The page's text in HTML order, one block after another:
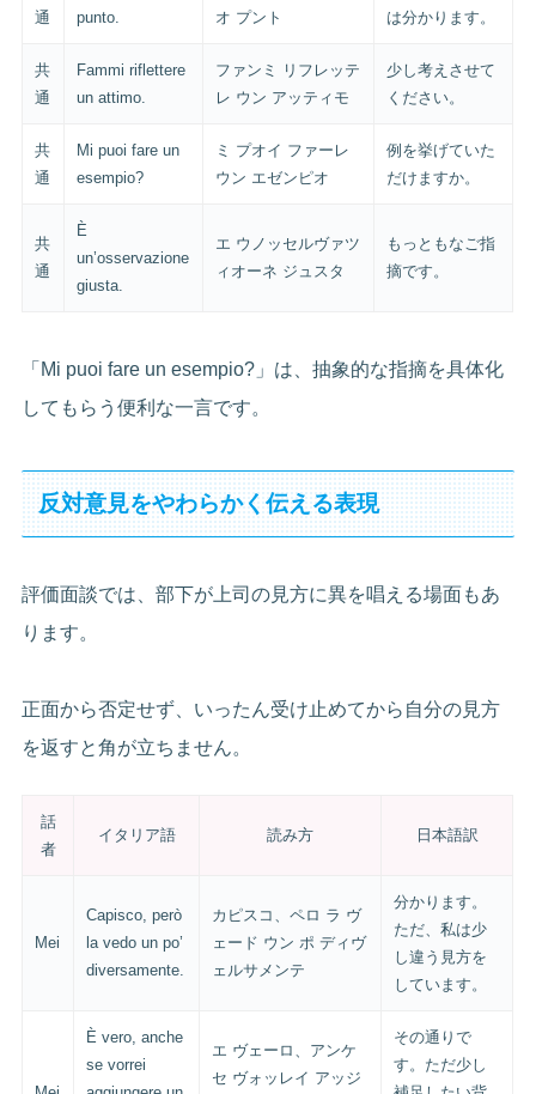
通
punto.
オ プント
は分かります。
共
通
Fammi riflettere
un attimo.
ファンミ リフレッテ
レ ウン アッティモ
少し考えさせて
ください。
共
通
Mi puoi fare un
esempio?
ミ プオイ ファーレ
ウン エゼンピオ
例を挙げていた
だけますか。
共
通
È
un’osservazione
giusta.
エ ウノッセルヴァツ
ィオーネ ジュスタ
もっともなご指
摘です。
「Mi puoi fare un esempio?」は、抽象的な指摘を具体化
してもらう便利な一言です。
反対意見をやわらかく伝える表現
評価面談では、部下が上司の見方に異を唱える場面もあ
ります。
正面から否定せず、いったん受け止めてから自分の見方
を返すと角が立ちません。
話
者
イタリア語 読み方 日本語訳
Mei
Capisco, però
la vedo un po’
diversamente.
カピスコ、ペロ ラ ヴ
ェード ウン ポ ディヴ
ェルサメンテ
分かります。
ただ、私は少
し違う見方を
しています。
È vero, anche
se vorrei
エ ヴェーロ、アンケ
セ ヴォッレイ アッジ
その通りで
す。ただ少し